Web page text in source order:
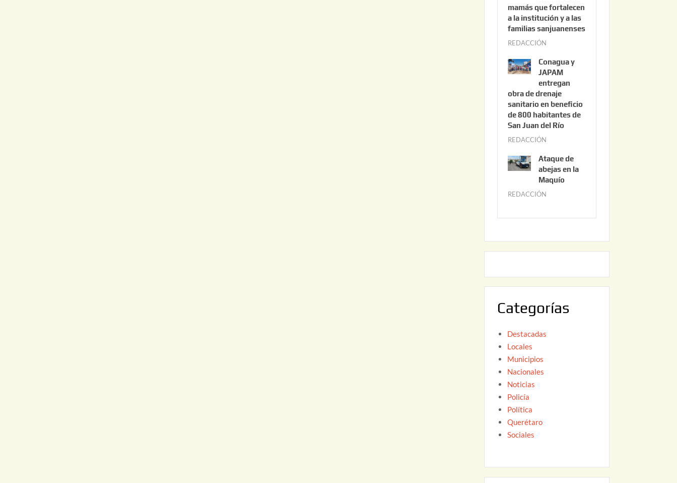
t
o
3
0
2
6
mamás que fortalecen
a la institución y a las
familias sanjuanenses
REDACCIÓN
n
i
o
3
0
0
2
6
Conagua y
JAPAM
entregan
obra de drenaje
sanitario en beneficio
de 800 habitantes de
San Juan del Río
REDACCIÓN
n
i
0
2
Ataque de
abejas en la
Maquío
REDACCIÓN
y
2
Categorías
Destacadas
Locales
Municipios
Nacionales
Noticias
Policía
Política
Querétaro
Sociales